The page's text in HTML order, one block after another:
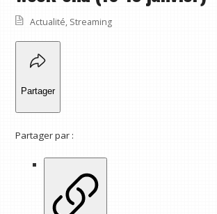
Actualité, Streaming
Partager
Partager par :